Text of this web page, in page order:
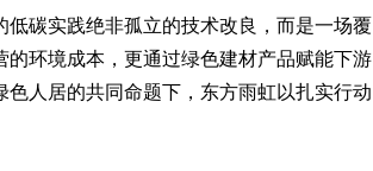
碳实践绝非孤立的技术改良，而是一场覆
环境成本，更通过绿色建材产品赋能下游
人居的共同命题下，东方雨虹以扎实行动